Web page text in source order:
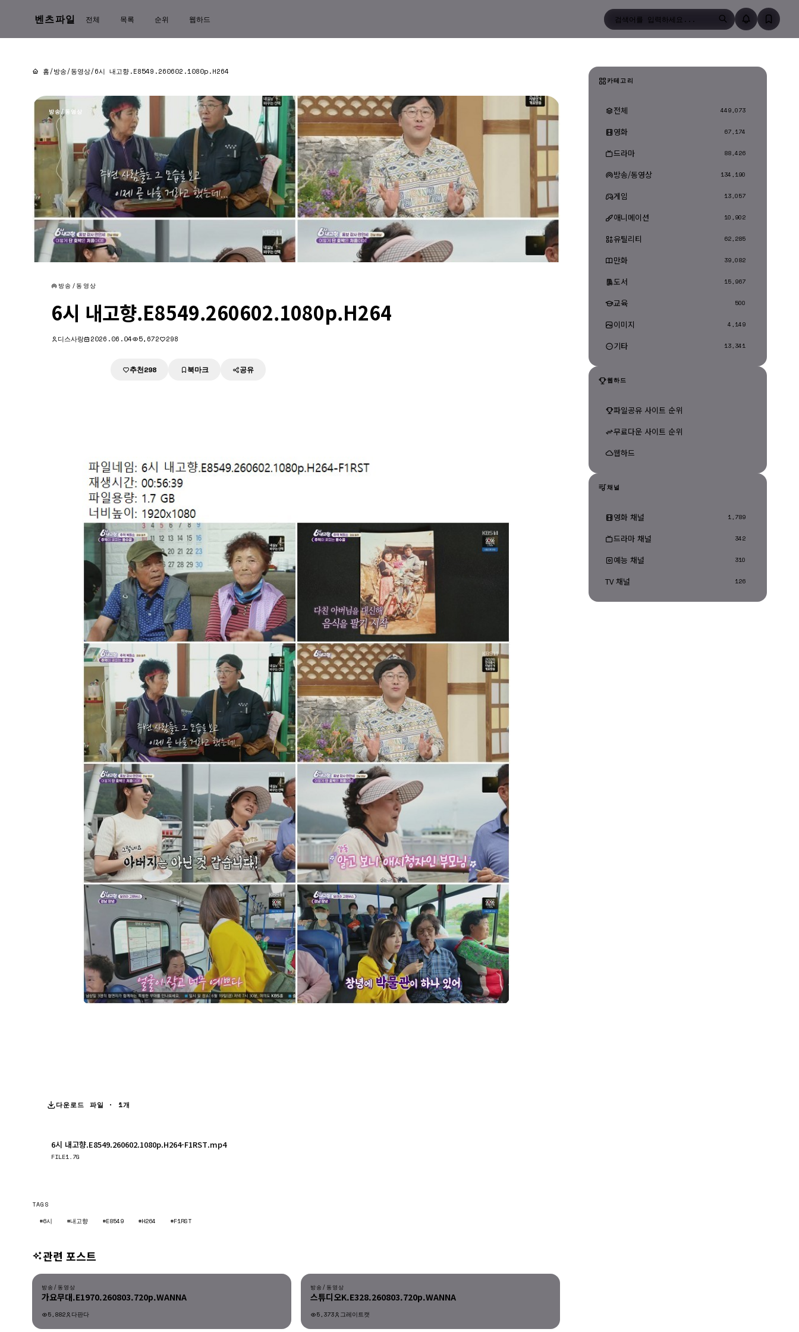
벤츠파일 전체 목록 순위 웹하드 검색
홈/방송/동영상/6시 내고향.E8549.260602.1080p.H264
방송/동영상
방송/동영상
6시 내고향.E8549.260602.1080p.H264
디스사랑 2026.06.04 5,672 298
추천298 북마크 공유
다운로드 파일 · 1개
6시 내고향.E8549.260602.1080p.H264-F1RST.mp4
FILE1.7G
TAGS
#6시
#내고향 #E8549 #H264 #F1RST
관련 포스트
방송/동영상
방송/동영상
가요무대.E1970.260803.720p.WANNA
5,882 다판다
방송/동영상
스튜디오K.E328.260803.720p.WANNA
5,373 그레이트캣
카테고리
전체 449,073
영화 67,174
드라마 88,426
방송/동영상 134,190
게임 13,057
애니메이션 10,902
유틸리티 62,285
만화 39,082
도서 15,967
교육 500
이미지 4,149
기타 13,341
웹하드
파일공유 사이트 순위
무료다운 사이트 순위
웹하드
채널
영화 채널 1,789
드라마 채널 342
예능 채널 310
TV 채널 126